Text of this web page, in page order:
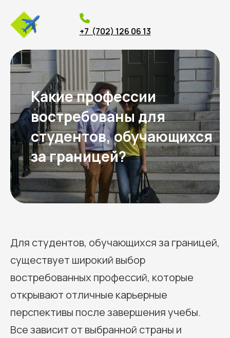
+7 (702) 126 06 13
Какие профессии
востребованы для
студентов, обучающихся
за границей?
Для студентов, обучающихся за границей,
существует широкий выбор
востребованных профессий, которые
открывают отличные карьерные
перспективы после завершения учебы.
Все зависит от выбранной страны и